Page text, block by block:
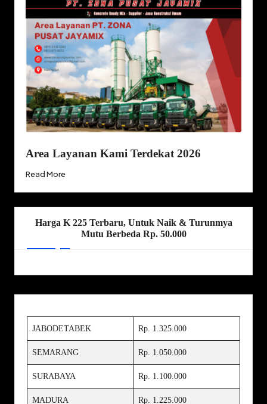
Area Layanan Kami Terdekat 2026
Read More
Harga K 225 Terbaru, Untuk Naik & Turunmya
Mutu Berbeda Rp. 50.000
JABODETABEK Rp. 1.325.000
SEMARANG Rp. 1.050.000
SURABAYA Rp. 1.100.000
MADURA Rp. 1.225.000